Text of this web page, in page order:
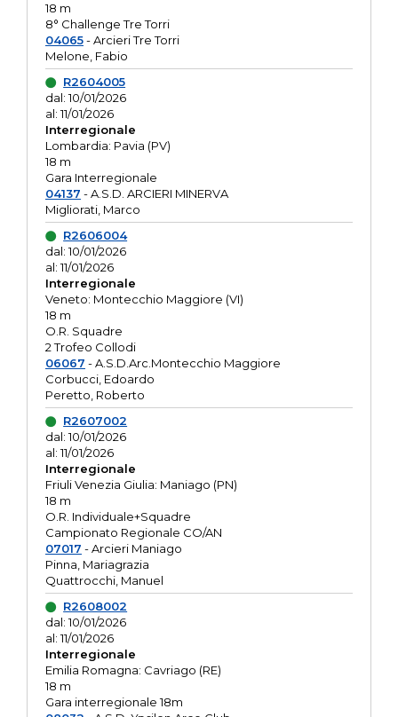
18 m
8° Challenge Tre Torri
04065- Arcieri Tre Torri
Melone, Fabio
R2604005
dal: 10/01/2026
al: 11/01/2026
Interregionale
Lombardia: Pavia (PV)
18 m
Gara Interregionale
04137 - A.S.D. ARCIERI MINERVA
Migliorati, Marco
R2606004
dal: 10/01/2026
al: 11/01/2026
Interregionale
Veneto: Montecchio Maggiore (VI)
18 m
O.R. Squadre
2 Trofeo Collodi
06067 - A.S.D.Arc.Montecchio Maggiore
Corbucci, Edoardo
Peretto, Roberto
R2607002
dal: 10/01/2026
al: 11/01/2026
Interregionale
Friuli Venezia Giulia: Maniago (PN)
18 m
O.R. Individuale+Squadre
Campionato Regionale CO/AN
07017 - Arcieri Maniago
Pinna, Mariagrazia
Quattrocchi, Manuel
R2608002
dal: 10/01/2026
al: 11/01/2026
Interregionale
Emilia Romagna: Cavriago (RE)
18 m
Gara interregionale 18m